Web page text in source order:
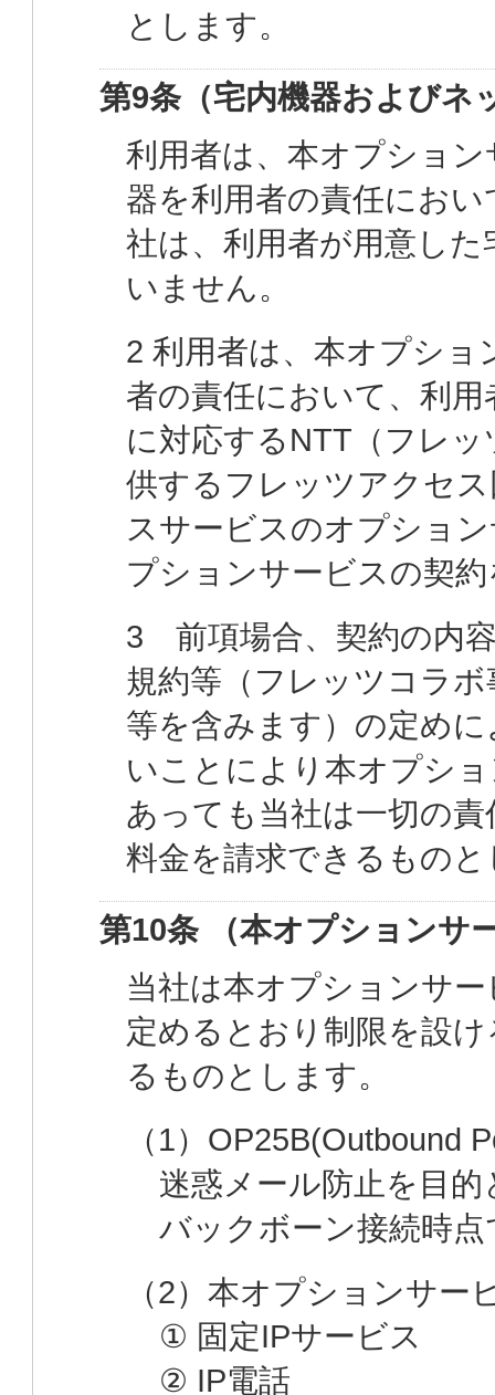
とします。
第9条（宅内機器およびネ
利用者は、本オプショ
器を利用者の責任にお
社は、利用者が用意し
いません。
2 利用者は、本オプショ
者の責任において、利
に対応するNTT（フレ
供するフレッツアクセ
スサービスのオプショ
プションサービスの契
3 前項場合、契約の内
規約等（フレッツコラ
等を含みます）の定め
いことにより本オプシ
あっても当社は一切の
料金を請求できるもの
第10条 （本オプションサ
当社は本オプションサ
定めるとおり制限を設
るものとします。
（1）OP25B(Outbound
迷惑メール防止を目
バックボーン接続時
（2）本オプションサ
① 固定IPサービス
② IP電話